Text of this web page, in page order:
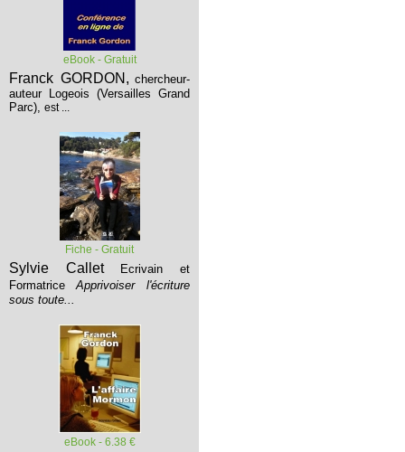
eBook - Gratuit
Franck GORDON, chercheur-
auteur Logeois (Versailles Grand
Parc), est ...
Fiche - Gratuit
Sylvie Callet
Ecrivain et
Formatrice
Apprivoiser l'écriture
sous toute...
eBook - 6.38 €